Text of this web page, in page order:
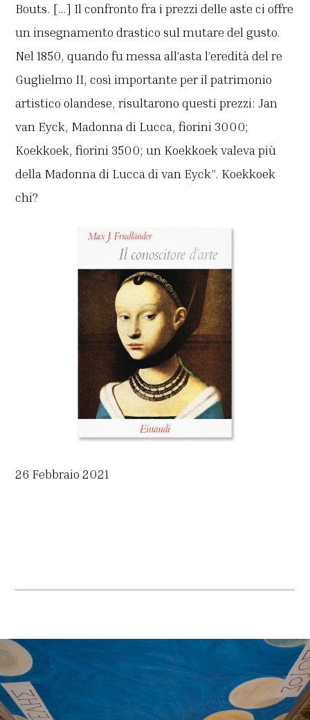
Bouts. […] Il confronto fra i prezzi delle aste ci offre
un insegnamento drastico sul mutare del gusto.
Nel 1850, quando fu messa all’asta l’eredità del re
Guglielmo II, così importante per il patrimonio
artistico olandese, risultarono questi prezzi: Jan
van Eyck, Madonna di Lucca, fiorini 3000;
Koekkoek, fiorini 3500; un Koekkoek valeva più
della Madonna di Lucca di van Eyck”. Koekkoek
chi?
26 Febbraio 2021